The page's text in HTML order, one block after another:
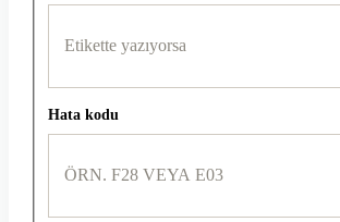
Hata kodu